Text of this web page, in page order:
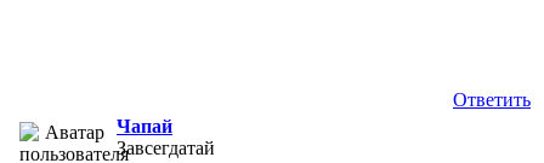
Ответить
Чапай
Завсегдатай